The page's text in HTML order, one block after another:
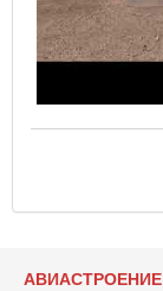
АВИАСТРОЕНИЕ